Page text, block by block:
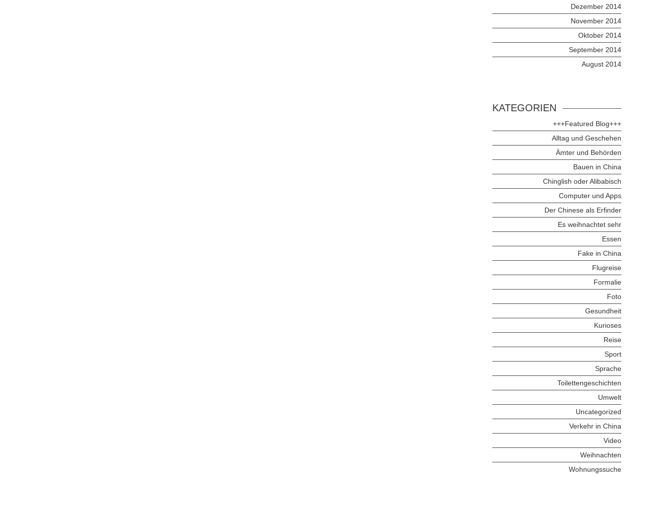
Dezember 2014
November 2014
Oktober 2014
September 2014
August 2014
KATEGORIEN
+++Featured Blog+++
Alltag und Geschehen
Ämter und Behörden
Bauen in China
Chinglish oder Alibabisch
Computer und Apps
Der Chinese als Erfinder
Es weihnachtet sehr
Essen
Fake in China
Flugreise
Formalie
Foto
Gesundheit
Kurioses
Reise
Sport
Sprache
Toilettengeschichten
Umwelt
Uncategorized
Verkehr in China
Video
Weihnachten
Wohnungssuche